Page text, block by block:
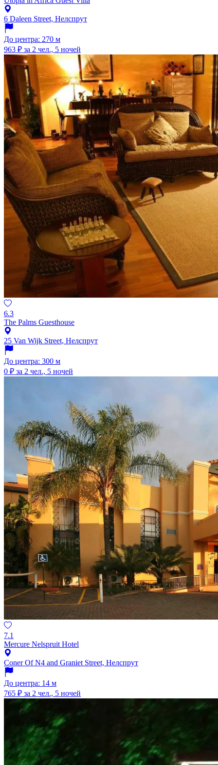
6 Daleen Street, Нелспрут
До центра: 270 м
963 ₽ за 2 чел., 5 ночей
6.3
The Palms Guesthouse
25 Van Wijk Street, Нелспрут
До центра: 300 м
0 ₽ за 2 чел., 5 ночей
7.1
Mercure Nelspruit Hotel
Coner Of N4 and Graniet Street, Нелспрут
До центра: 14 м
765 ₽ за 2 чел., 5 ночей